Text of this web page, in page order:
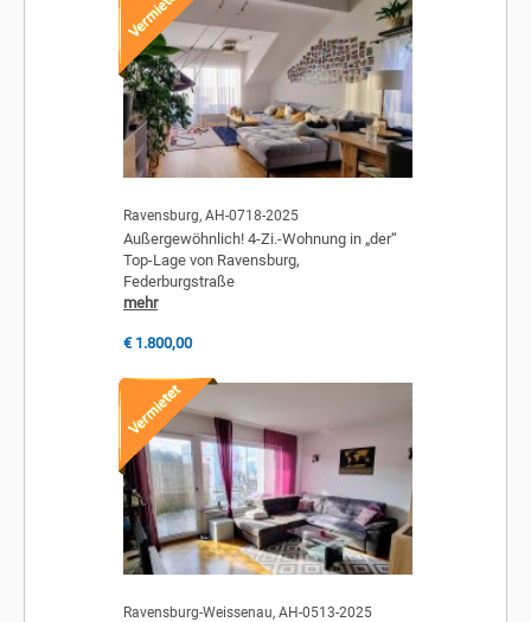
Ravensburg, AH-0718-2025
Außergewöhnlich! 4-Zi.-Wohnung in „der“
Top-Lage von Ravensburg,
Federburgstraße
mehr
€ 1.800,00
Ravensburg-Weissenau, AH-0513-2025